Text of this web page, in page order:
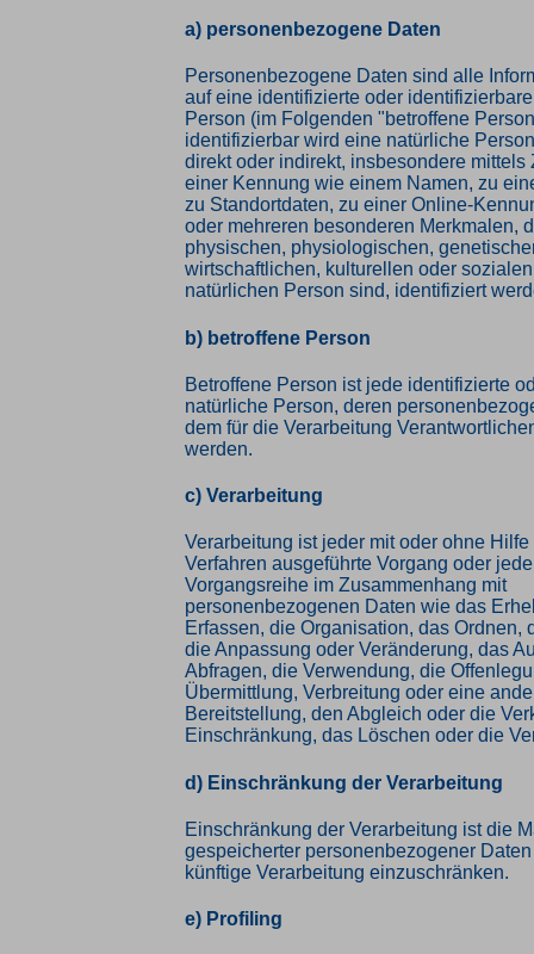
a) personenbezogene Daten
Personenbezogene Daten sind alle
auf eine identifizierte oder
Person (im Folgenden "betroffene
identifizierbar wird eine natürliche
direkt oder indirekt, insbesondere mittels
einer Kennung wie einem Namen, zu
zu Standortdaten, zu einer Online-
oder mehreren besonderen Merkmalen,
physischen, physiologischen,
wirtschaftlichen, kulturellen oder
natürlichen Person sind, identifiziert
b) betroffene Person
Betroffene Person ist jede identifizierte
natürliche Person, deren
dem für die Verarbeitung
werden.
c) Verarbeitung
Verarbeitung ist jeder mit oder ohne
Verfahren ausgeführte Vorgang oder
Vorgangsreihe im Zusammenhang mit
personenbezogenen Daten wie das
Erfassen, die Organisation, das Ordnen,
die Anpassung oder Veränderung, das
Abfragen, die Verwendung, die
Übermittlung, Verbreitung oder eine
Bereitstellung, den Abgleich oder die
Einschränkung, das Löschen oder die
d) Einschränkung der Verarbeitung
Einschränkung der Verarbeitung ist die
gespeicherter personenbezogener
künftige Verarbeitung einzuschränken.
e) Profiling